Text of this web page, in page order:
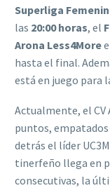
Superliga
las 20:00 horas, el
Arona Less4More
hasta el final.
está en juego para
Actualmente, el CV
puntos,
detrás el líder
tinerfeño llega en
consecutivas, la